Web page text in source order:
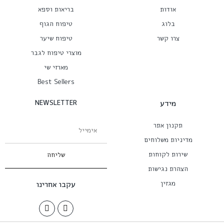
אודות
בלוג
צרו קשר
בריאות וספא
טיפוח הגוף
טיפוח שיער
מוצרי טיפוח לגבר
מארזי שי
Best Sellers
מידע
תקנון אתר
מדיניות משלוחים
שירות לקוחות
הצהרת נגישות
מגזין
NEWSLETTER
שליחה
עקבו אחרינו